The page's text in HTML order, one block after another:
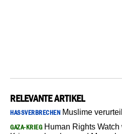
RELEVANTE ARTIKEL
HASSVERBRECHEN Muslime
GAZA-KRIEGHuman Rights Watch